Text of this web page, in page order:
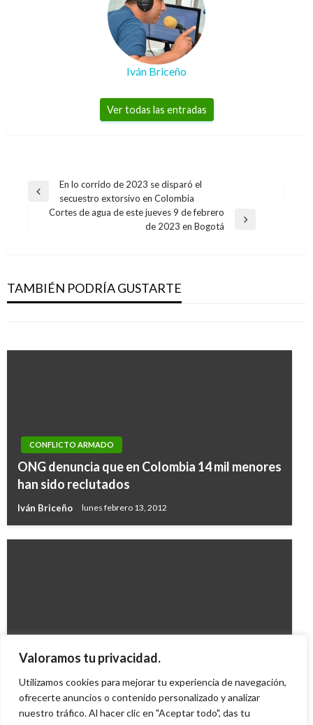
Valoramos tu privacidad.
Utilizamos cookies para mejorar tu experiencia de navegación,
ofrecerte anuncios o contenido personalizado y analizar
nuestro tráfico. Al hacer clic en "Aceptar todo", das tu
Iván Briceño
Ver todas las entradas
Navegación
Entrada
anterior
En lo corrido de 2023 se disparó el
secuestro extorsivo en Colombia
Cortes de agua de este jueves 9 de febrero
de 2023 en Bogotá
TAMBIÉN PODRÍA GUSTARTE
millones de empleos por pandemia
Manuel Reyes Beltran miércoles abril 8, 2020
conejo al acuerdo: Timochenko
CONFLICTO ARMADO
ONG denuncia que en Colombia 14 mil menores
han sido reclutados
Iván Briceño lunes febrero 13, 2012
CONFLICTO ARMADO
Giovanni Alarcón M. lunes octubre 27, 2008